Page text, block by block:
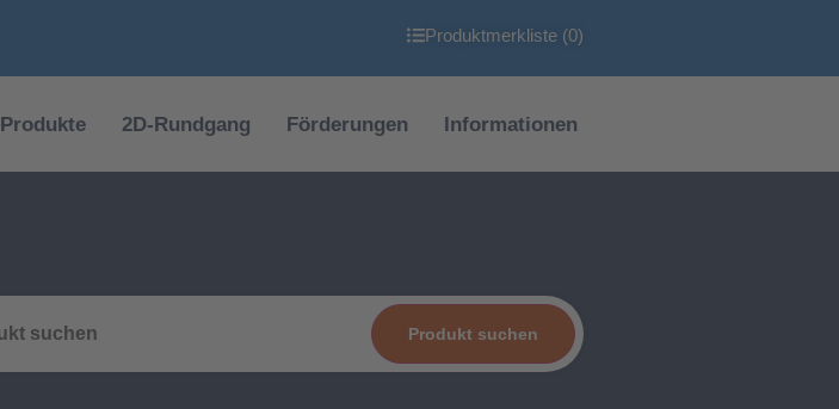
Produktmerkliste (0)
Produkte 2D-Rundgang Förderungen Informationen
Produkt suchen